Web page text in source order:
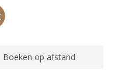
Boeken op afstand